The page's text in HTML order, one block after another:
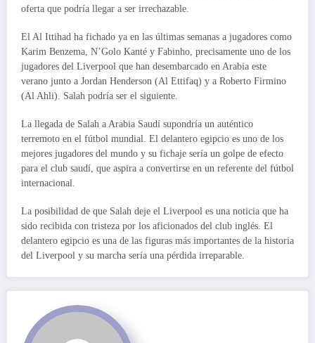
oferta que podría llegar a ser irrechazable.
El Al Ittihad ha fichado ya en las últimas semanas a jugadores como
Karim Benzema, N’Golo Kanté y Fabinho, precisamente uno de los
jugadores del Liverpool que han desembarcado en Arabia este
verano junto a Jordan Henderson (Al Ettifaq) y a Roberto Firmino
(Al Ahli). Salah podría ser el siguiente.
La llegada de Salah a Arabia Saudí supondría un auténtico
terremoto en el fútbol mundial. El delantero egipcio es uno de los
mejores jugadores del mundo y su fichaje sería un golpe de efecto
para el club saudí, que aspira a convertirse en un referente del fútbol
internacional.
La posibilidad de que Salah deje el Liverpool es una noticia que ha
sido recibida con tristeza por los aficionados del club inglés. El
delantero egipcio es una de las figuras más importantes de la historia
del Liverpool y su marcha sería una pérdida irreparable.